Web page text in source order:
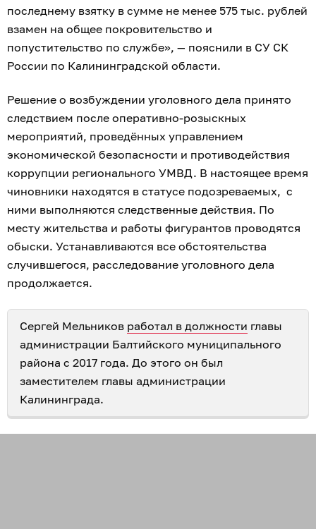
последнему взятку в сумме не менее 575 тыс. рублей
взамен на общее покровительство и
попустительство по службе», — пояснили в СУ СК
России по Калининградской области.
Решение о возбуждении уголовного дела принято
следствием после оперативно-розыскных
мероприятий, проведённых управлением
экономической безопасности и противодействия
коррупции регионального УМВД. В настоящее время
чиновники находятся в статусе подозреваемых, с
ними выполняются следственные действия. По
месту жительства и работы фигурантов проводятся
обыски. Устанавливаются все обстоятельства
случившегося, расследование уголовного дела
продолжается.
Сергей Мельников работал в должности главы
администрации Балтийского муниципального
района с 2017 года. До этого он был
заместителем главы администрации
Калининграда.